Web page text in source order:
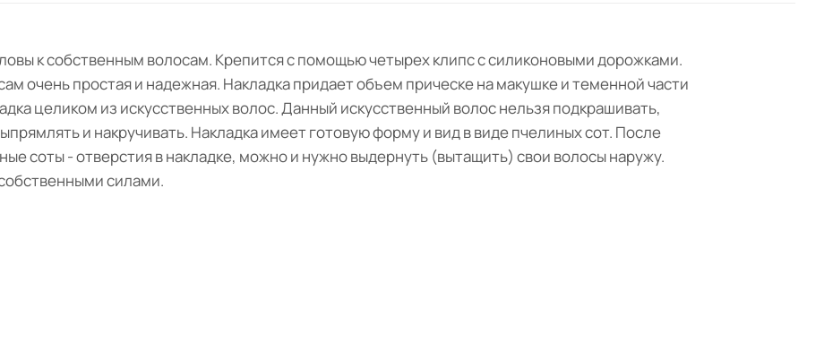
к собственным волосам. Крепится с помощью четырех клипс с силиконовыми дорожками.
очень простая и надежная. Накладка придает объем прическе на макушке и теменной части
целиком из искусственных волос. Данный искусственный волос нельзя подкрашивать,
и накручивать. Накладка имеет готовую форму и вид в виде пчелиных сот. После
соты - отверстия в накладке, можно и нужно выдернуть (вытащить) свои волосы наружу.
силами.